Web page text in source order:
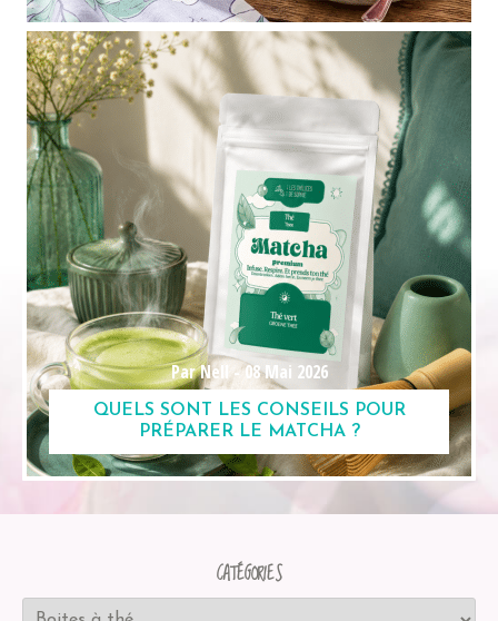
Par Nell -08 Mai 2026
QUELS SONT LES CONSEILS POUR
PRÉPARER LE MATCHA ?
CATÉGORIES